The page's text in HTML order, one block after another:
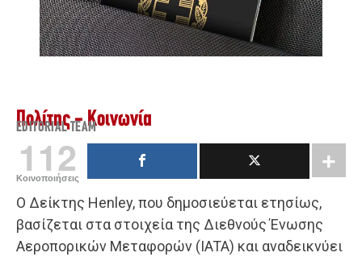
Πολίτης - Κοινωνία
EDITORIAL TEAM
112
Κοινοποιήσεις
Ο Δείκτης Henley, που δημοσιεύεται ετησίως,
βασίζεται στα στοιχεία της Διεθνούς Ένωσης
Αεροπορικών Μεταφορών (IATA) και αναδεικνύει